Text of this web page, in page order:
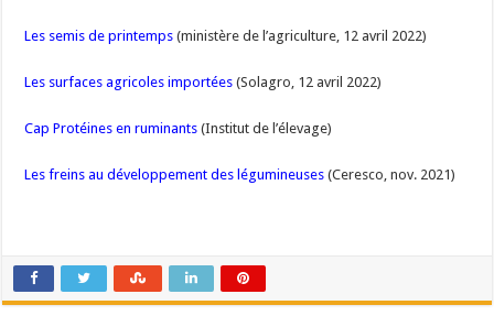
Les semis de printemps (ministère de l’agriculture, 12 avril 2022)
Les surfaces agricoles importées (Solagro, 12 avril 2022)
Cap Protéines en ruminants (Institut de l’élevage)
Les freins au développement des légumineuses (Ceresco, nov. 2021)